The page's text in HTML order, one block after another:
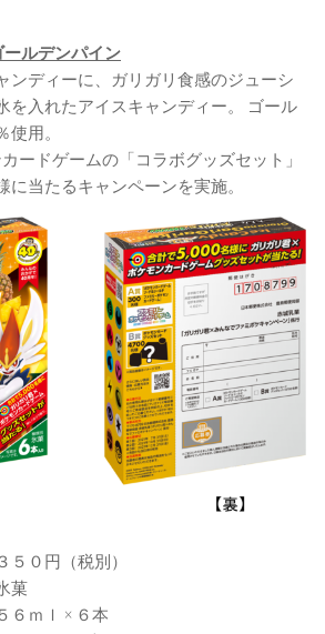
ルデンパイン
ンディーに、ガリガリ食感のジューシ
を入れたアイスキャンディー。 ゴール
用。
ードゲームの「コラボグッズセット」
に当たるキャンペーンを実施。
０円（税別）
× ６本